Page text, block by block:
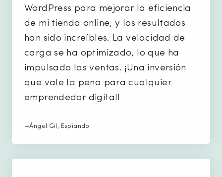
WordPress para mejorar la eficiencia
de mi tienda online, y los resultados
han sido increíbles. La velocidad de
carga se ha optimizado, lo que ha
impulsado las ventas. ¡Una inversión
que vale la pena para cualquier
emprendedor digital!
—Ángel Gil, Espiando